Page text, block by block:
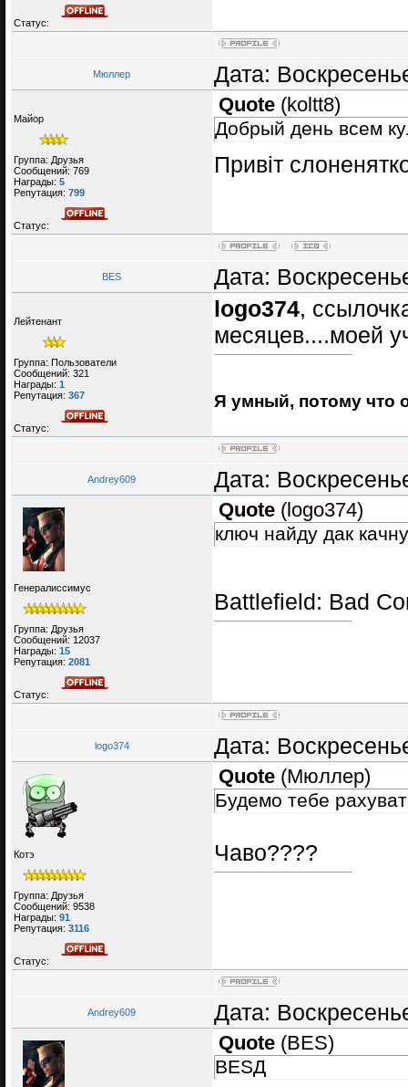
Статус:
Мюллер Дата:
Майор
Группа: Друзья
Сообщений: 769
Награды: 5
Репутация: 799
Статус:
Quote (koltt8)
Добрый день всем
Привіт
BES Дата:
Лейтенант
Группа: Пользователи
Сообщений: 321
Награды: 1
Репутация: 367
Статус:
logo374,
месяцев....моей
Я умный, потому что
Andrey609 Дата:
Генералиссимус
Группа: Друзья
Сообщений: 12037
Награды: 15
Репутация: 2081
Статус:
Quote ( logo374)
ключ найду дак
Battlefield: Bad
logo374 Дата:
Котэ
Группа: Друзья
Сообщений: 9538
Награды: 91
Репутация: 3116
Статус:
Quote (Мюллер)
Будемо тебе
Чаво????
Andrey609 Дата:
Quote (BES)
BESД